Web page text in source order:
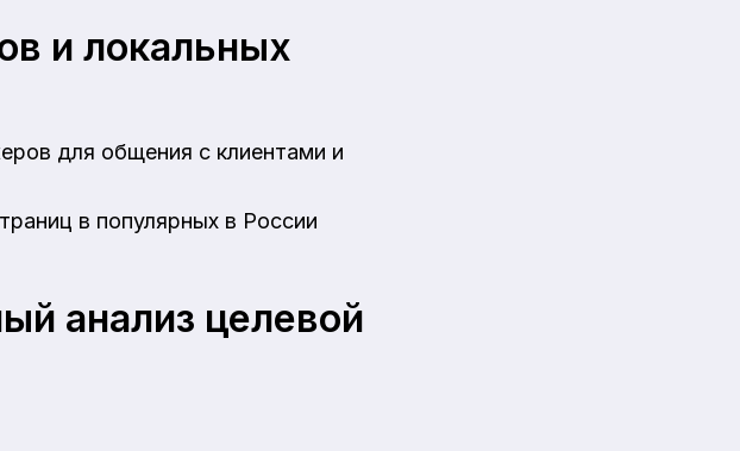
и локальных
для общения с клиентами и
в популярных в России
анализ целевой